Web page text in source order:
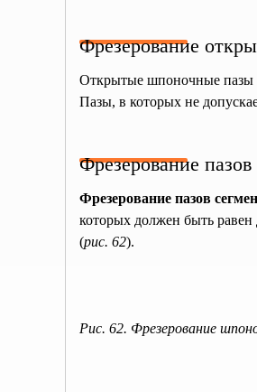
Фрезерование
Открытые шпоночные пазы
Пазы, в которых не
Фрезерование
Фрезерование пазов
которых должен быть равен
(рис. 62).
Рис. 62. Фрезерование